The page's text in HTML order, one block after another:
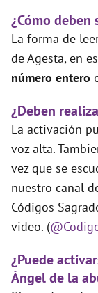
¿Cómo deben
La forma de
de Agesta, en
número entero
¿Deben
La activación
voz alta.
vez que se
nuestro canal
Códigos
video. (
¿Puede
Ángel de la